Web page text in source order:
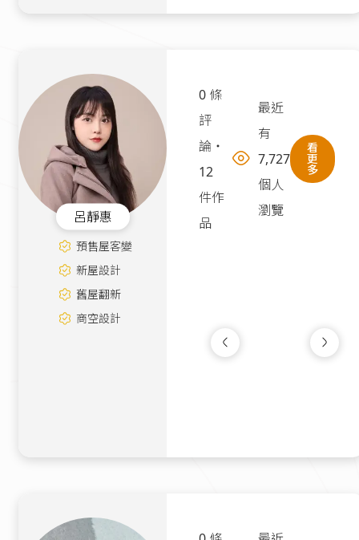
呂靜惠
預售屋客變
新屋設計
舊屋翻新
商空設計
0 條
評
論 ・
12
件作
品
最近
有
7,727
個人
瀏覽
看
更
多